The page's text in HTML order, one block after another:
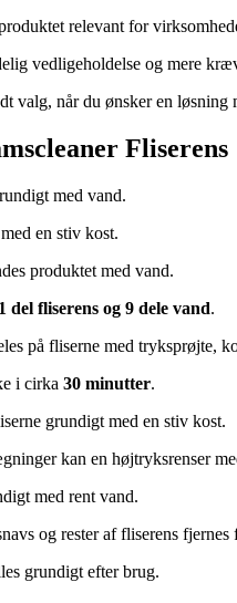
relevant for
vedligeholdelse og mere
valg, når du ønsker en løsning
Fliserens
med vand.
en stiv kost.
produktet med vand.
1 del fliserens og 9 dele vand.
på fliserne med tryksprøjte,
i cirka 30 minutter.
grundigt med en stiv kost.
kan en højtryksrenser
med rent vand.
og rester af fliserens fjernes
grundigt efter brug.